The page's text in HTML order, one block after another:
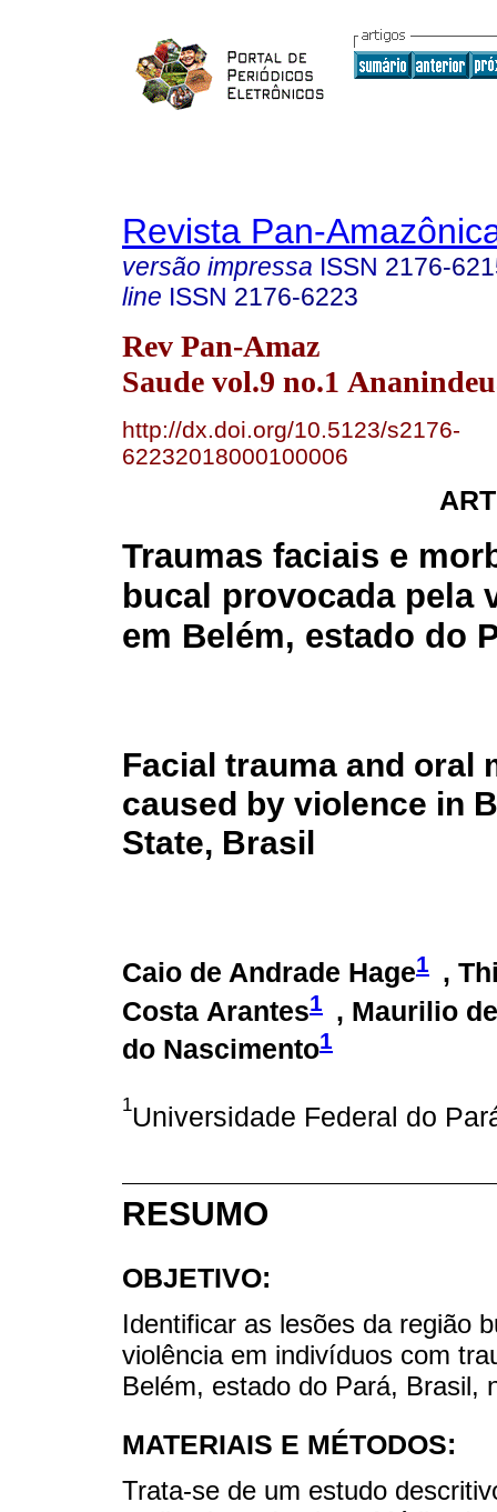
Revista Pan-
versão impressa ISSN 2176-
line ISSN 2176-6223
Rev Pan-Amaz
Saude vol.9 no.1
http://dx.doi.org/10.5123/s2176-
62232018000100006
Traumas faciais e
bucal provocada pela
em Belém, estado do
Facial trauma and oral
caused by violence in
State, Brasil
Caio de Andrade Hage1 ,
Costa Arantes1 , Maurilio
do Nascimento1
1Universidade Federal do
RESUMO
OBJETIVO:
Identificar as lesões da região
violência em indivíduos com
Belém, estado do Pará, Brasil,
MATERIAIS E MÉTODOS:
Trata-se de um estudo